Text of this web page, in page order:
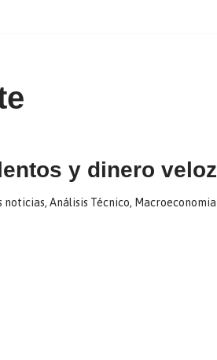
y dinero veloz
noticias, Análisis Técnico, Macroeconomia